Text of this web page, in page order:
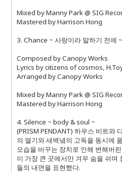
Mixed by Manny Park @ SIG
Mastered by Harrison Hong
3. Chance ~ 사랑이라 말하기 전에 ~
Composed by Canopy Works
Lyrics by citizens of cosmos,
Arranged by Canopy Works
Mixed by Manny Park @ SIG
Mastered by Harrison Hong
4. Silence ~ body & soul ~
(PRISM PENDANT) 하우스 비트와
의 열기와 새벽녘의 고독을 동시에
모습을 바꾸는 장치로 인해 변해버
이 가장 큰 곳에서만 겨우 숨을 쉬며
들의 내면을 표현했다.